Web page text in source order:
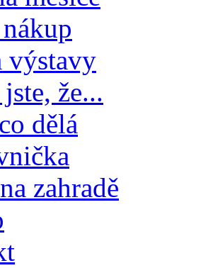
výstavy
že...
dělá
zahradě